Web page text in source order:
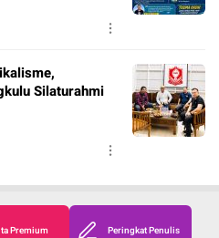
Silaturahmi
Premium Peringkat Penulis